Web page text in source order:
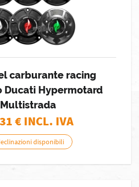
carburante racing
Ducati Hypermotard
Multistrada
€ INCL. IVA
disponibili